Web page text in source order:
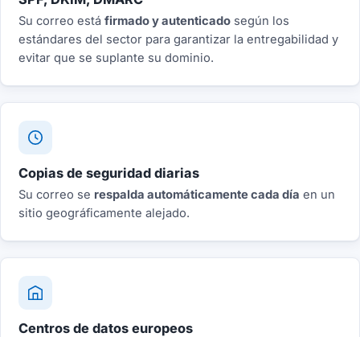
Su correo está firmado y autenticado según los
estándares del sector para garantizar la entregabilidad y
evitar que se suplante su dominio.
Copias de seguridad diarias
Su correo se respalda automáticamente cada día en un
sitio geográficamente alejado.
Centros de datos europeos